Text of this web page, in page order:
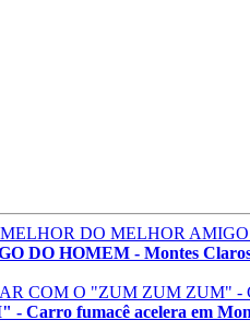
DO HOMEM - Montes Claros
fumacê acelera em